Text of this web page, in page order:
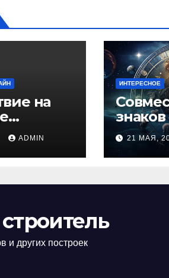
на
с
ADMIN
ИНТЕРЕСНОЕ
любви:
21 МАЯ,
и других построек